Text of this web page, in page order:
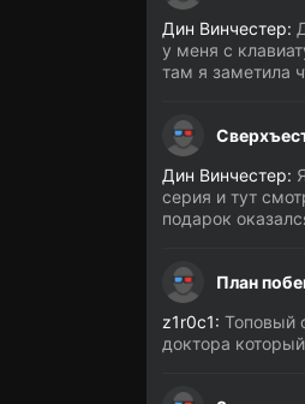
Дин Винчестер:
у меня с
там я заметила
Дин Винчестер:
серия и тут
подарок
План
z1r0c1: Топовый
доктора